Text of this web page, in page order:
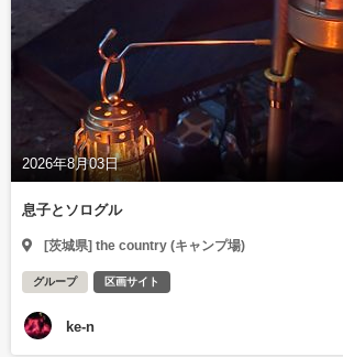
2026年8月03日
息子とソログル
[茨城県] the country (キャンプ場)
グループ 区画サイト
ke-n